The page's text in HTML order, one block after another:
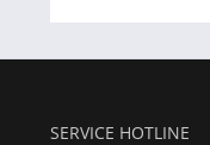
SERVICE HOTLINE